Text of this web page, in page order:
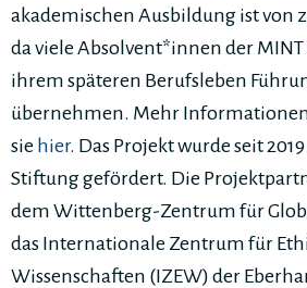
akademischen Ausbildung ist von
da viele Absolvent*innen der
ihrem späteren Berufsleben
übernehmen. Mehr
sie hier. Das Projekt wurde seit
Stiftung gefördert. Die
dem Wittenberg-Zentrum für
das Internationale Zentrum für
Wissenschaften (IZEW) der